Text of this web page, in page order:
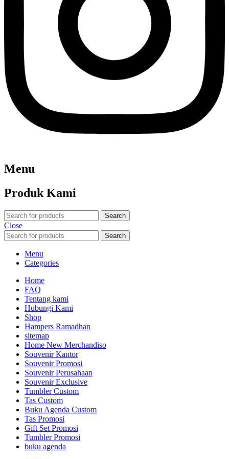
Menu
Produk Kami
Search
Close
Search
Menu
Categories
Home
FAQ
Tentang kami
Hubungi Kami
Shop
Hampers Ramadhan
sitemap
Home New Merchandiso
Souvenir Kantor
Souvenir Promosi
Souvenir Perusahaan
Souvenir Exclusive
Tumbler Custom
Tas Custom
Buku Agenda Custom
Tas Promosi
Gift Set Promosi
Tumbler Promosi
buku agenda